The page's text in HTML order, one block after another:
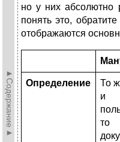
►Содержание►
но у них абсолютно
понять это,
отображаются
Определение
То
и